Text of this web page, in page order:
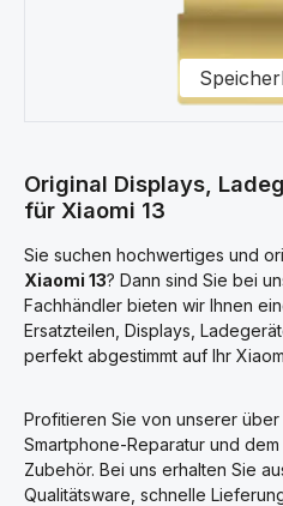
Original Displays,
für Xiaomi 13
Sie suchen hochwertiges und
Xiaomi 13? Dann sind Sie bei
Fachhändler bieten wir Ihnen
Ersatzteilen, Displays,
perfekt abgestimmt auf Ihr
Profitieren Sie von unserer
Smartphone-Reparatur und
Zubehör. Bei uns erhalten Sie
Qualitätsware, schnelle